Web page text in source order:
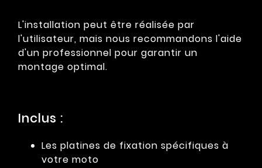
L'installation peut être réalisée par
l'utilisateur, mais nous recommandons l'aide
d'un professionnel pour garantir un
montage optimal.
Inclus :
Les platines de fixation spécifiques à
votre moto